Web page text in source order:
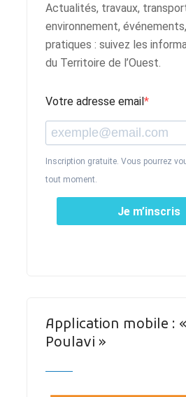
Actualités, travaux,
environnement,
pratiques : suivez les
du Territoire de l’Ouest.
Votre adresse email
Inscription gratuite. Vous pourrez
tout moment.
Je m’inscris
Application mobile : «
Poulavi »